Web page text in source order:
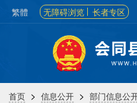
繁體 无障碍浏览 长者专区
首页 > 信息公开 > 部门信息公